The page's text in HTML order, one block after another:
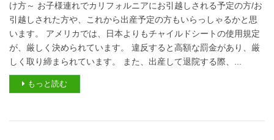
け方～ お子様連れでカリフォルニアにお引越しされる予定の方/お
引越しされた方や、これから出産予定の方もいらっしゃるかと思
います。 アメリカでは、日本よりもチャイルドシートの使用規定
が、厳しく決められています。 違反すると高額な罰金があり、厳
しく取り締まられています。 また、出産して退院する際、...
もっと読む